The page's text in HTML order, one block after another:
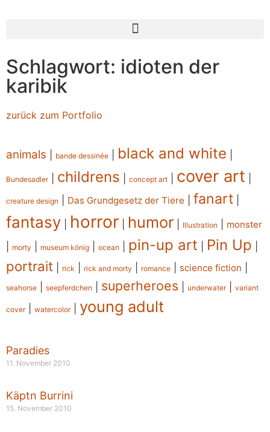
Schlagwort: idioten der
karibik
zurück zum Portfolio
animals bande dessinée black and white
Bundesadler| childrens concept art cover art
creature design Das Grundgesetz der Tiere fanart
fantasy horror humor Illustration monster
morty museum könig ocean pin-up art Pin Up
portrait rick rick and morty romance science fiction
seahorse seepferdchen superheroes underwater| variant
cover| watercolor| young adult
Paradies
11. November 2010
Käptn Burrini
15. November 2010